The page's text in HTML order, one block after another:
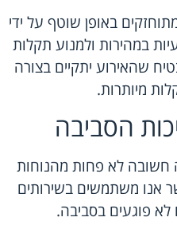
באופן שוטף על ידי
במהירות ולמנוע תקלות
שהאירוע יתקיים בצורה
מיותרות.
הסביבה
לא פחות מהנוחות
אנו משתמשים בשירותים
לא פוגעים בסביבה.